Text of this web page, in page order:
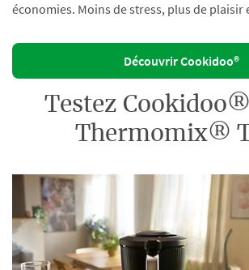
économies. Moins de stress, plus de plaisir
Découvrir Cookidoo®
Testez
Thermomix®